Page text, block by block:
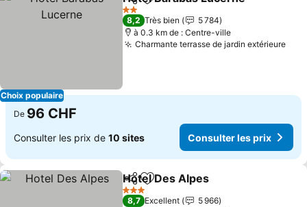
Choix populaire
PartagerAjouter à mes favoris
2 Étoiles
8,2 Très bien
5 784
à 0.3 km de : Centre-ville
Charmante terrasse de jardin extérieure
De 96 CHF
Consulter les prix de 10 sites Consulter les prix
PartagerAjouter à mes favoris
Hotel Des Alpes
3 Étoiles
8,7 Excellent
5 966